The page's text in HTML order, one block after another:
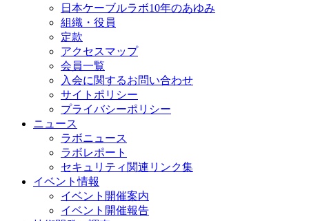
日本ケーブルラボ10年のあゆみ
組織・役員
定款
アクセスマップ
会員一覧
入会に関するお問い合わせ
サイトポリシー
プライバシーポリシー
ニュース
ラボニュース
ラボレポート
セキュリティ関連リンク集
イベント情報
イベント開催案内
イベント開催報告